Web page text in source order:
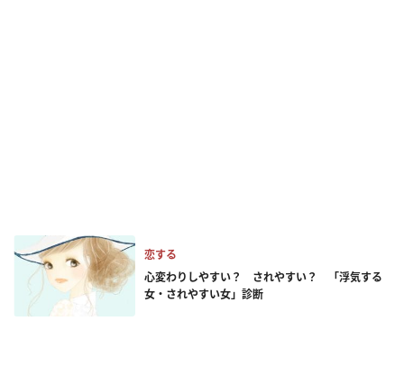
恋する
心変わりしやすい？ されやすい？ 「浮気する
女・されやすい女」診断